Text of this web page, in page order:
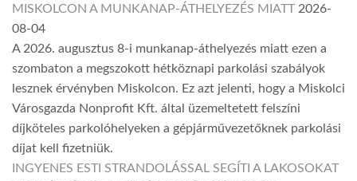
MISKOLCON A MUNKANAP-ÁTHELYEZÉS MIATT 2026-
08-04
A 2026. augusztus 8-i munkanap-áthelyezés miatt ezen a
szombaton a megszokott hétköznapi parkolási szabályok
lesznek érvényben Miskolcon. Ez azt jelenti, hogy a Miskolci
Városgazda Nonprofit Kft. által üzemeltetett felszíni
díjköteles parkolóhelyeken a gépjárművezetőknek parkolási
díjat kell fizetniük.
INGYENES ESTI STRANDOLÁSSAL SEGÍTI A LAKOSOKAT